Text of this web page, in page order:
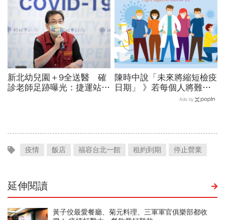
新北幼兒園＋9全送醫 確
診老師足跡曝光：捷運站、
陳時中說「未來將縮短檢疫
日期」 》若每個人將難逃
確診的命運 為何還要高規
Ads by
疫情 飯店 福容台北一館 租約到期 停止營業
延伸閱讀
黃子佼最愛餐廳、菊元料理、三軍軍官俱樂部都收